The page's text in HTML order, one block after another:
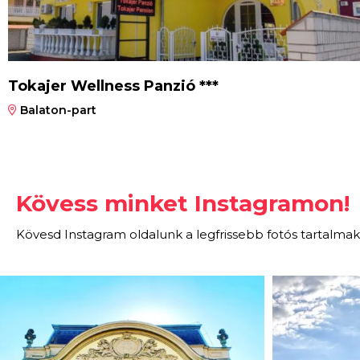
Tokajer Wellness Panzió ***
Balaton-part
Kövess minket Instagramon!
Kövesd Instagram oldalunk a legfrissebb fotós